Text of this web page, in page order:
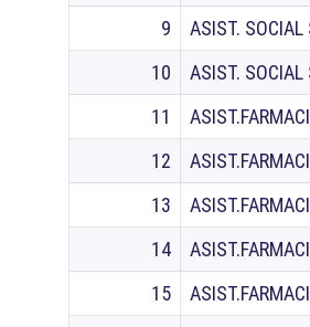
9
ASIST. SOCIAL
10
ASIST. SOCIAL
11
12
13
14
15